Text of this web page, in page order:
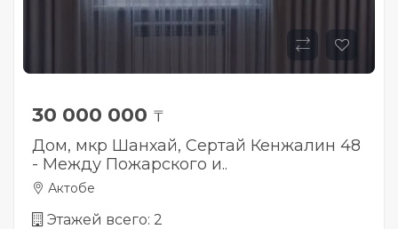
30 000 000 ₸
Дом, мкр Шанхай, Сертай Кенжалин 48
- Между Пожарского и..
Актобе
Этажей всего: 2